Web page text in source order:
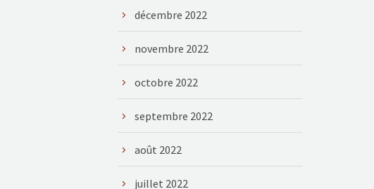
décembre 2022
novembre 2022
octobre 2022
septembre 2022
août 2022
juillet 2022